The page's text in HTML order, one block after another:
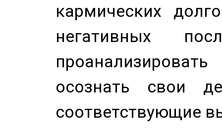
кармических
негативных
осознать свои
соответствующие